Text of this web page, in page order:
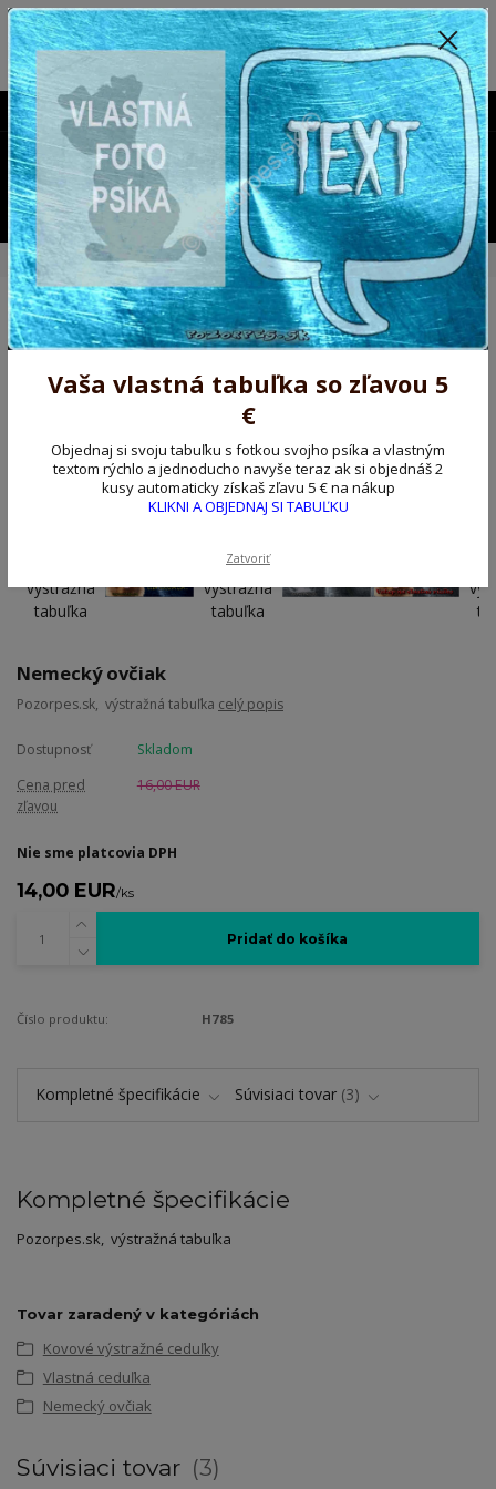
Poprosíme ctených zákazníkov o trpezlivosť, v tomto období máme
predĺžené dodacie lehoty.
Preto sme Vám pripravili malý darček ako ospravedlnenie.
!!! ZĽAVA 5€ na PRVÚ objednávku nad 30€ s kódom pozorpes5 !!!
Menu
EUR
0903563637
0
0,00 EUR
Úvod Kovové výstražné ceduľky Pozorpes.sk, výstražná tabuľka
Pozorpes.sk, výstražná
tabuľka
Nemecký ovčiak
Pozorpes.sk, výstražná tabuľka celý popis
Dostupnosť
Skladom
Cena pred
zľavou
16,00 EUR
Nie sme platcovia DPH
14,00 EUR/ks
Pridať do košíka
Číslo produktu: H785
Kompletné špecifikácie Súvisiaci tovar 3
Kompletné špecifikácie
Pozorpes.sk, výstražná tabuľka
Tovar zaradený v kategóriách
Kovové výstražné ceduľky
Vlastná ceduľka
Nemecký ovčiak
Súvisiaci tovar 3
Vaša vlastná tabuľka so zľavou 5
€
Objednaj si svoju tabuľku s fotkou svojho psíka a vlastným
textom rýchlo a jednoducho navyše teraz ak si objednáš 2
kusy automaticky získaš zľavu 5 € na nákup
KLIKNI A OBJEDNAJ SI TABUĽKU
Zatvoriť